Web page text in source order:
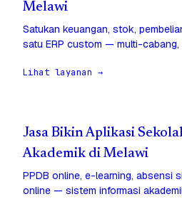
Melawi
Satukan keuangan, stok,
satu ERP custom — multi-cabang,
Lihat layanan →
Jasa Bikin Aplikasi
Akademik di Melawi
PPDB online, e-learning, absensi
online — sistem informasi